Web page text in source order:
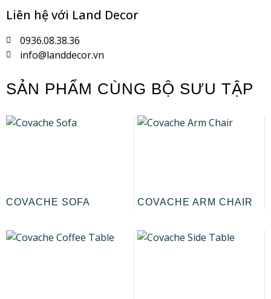
Liên hệ với Land Decor
0936.08.38.36
info@landdecor.vn
SẢN PHẨM CÙNG BỘ SƯU TẬP
COVACHE SOFA COVACHE ARM CHAIR